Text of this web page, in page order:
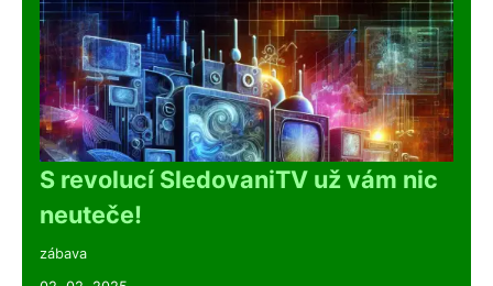
S revolucí SledovaniTV už vám nic
neuteče!
zábava